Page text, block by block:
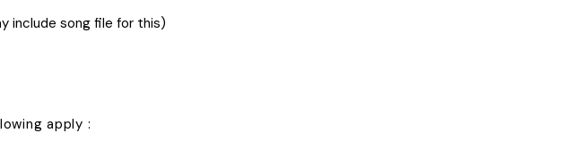
include song file for this)
apply :